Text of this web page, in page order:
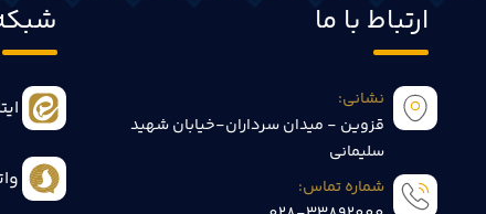
ارتباط با ما
نشانی:
قزوین - میدان سرداران-خیابان شهید
سلیمانی
شماره تماس: